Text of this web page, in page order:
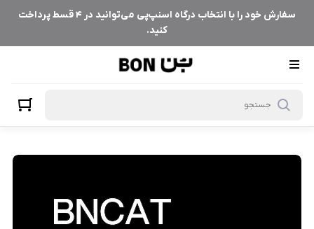
سفارش خود را با انتخاب درگاه اسنپ‌پی می‌توانید در ۴ قسط پرداخت
کنید.